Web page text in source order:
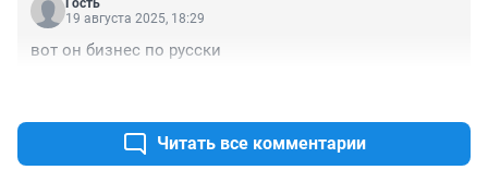
Гость
19 августа 2025, 18:29
вот он бизнес по русски
Читать все комментарии